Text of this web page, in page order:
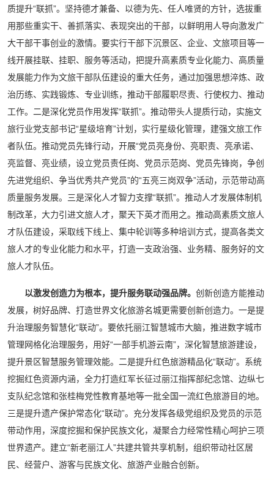
质提升“联抓”。坚持德才兼备、以德为先、任人唯贤的方针，选拔重
用那些重实干、善抓落实、表现突出的干部，以鲜明用人导向激发广
大干部干事创业的激情。要实行干部下沉景区、企业、文旅项目等一
线开展挂联、挂职、服务等活动，把提升高素质专业化能力、高质量
发展能力作为文旅干部队伍建设的重大任务，通过加强思想淬炼、政
治历练、实践锻炼、专业训练，推动干部履职尽责、行使权力、推动
工作。二是深化党员作用发挥“联抓”。推动带头人提质行动，实施文
旅行业党支部书记“星级培育”计划，实行星级化管理，建强文旅工作
者队伍。推动党员先锋行动，开展“党员亮身份、亮职责、亮承诺、
亮监督、亮业绩，设立党员责任岗、党员示范岗、党员先锋岗，争创
先进党组织、争当优秀共产党员”的“五亮三岗双争”活动，示范带动高
质量服务发展。三是深化人才智力支撑“联抓”。推动人才发展体制机
制改革，大力引进文旅人才，聚天下英才而用之。推动高素质文旅人
才队伍建设，采取线下线上、集中轮训等多种培训方式，提高各类文
旅人才的专业化能力和水平，打造一支政治强、业务精、服务好的文
旅人才队伍。
以激发创造力为根本，提升服务联动强品牌。 创新创造方能推动
发展，树好品牌、打造世界文化旅游名城更需要创新创造力。一是提
升治理服务智慧化“联动”。要依托丽江智慧城市大脑，推进数字城市
管理网格化治理服务，用好“一部手机游云南”，深化智慧旅游建设，
提升景区智慧服务管理效能。二是提升红色旅游精品化“联动”。系统
挖掘红色资源内涵，全力打造红军长征过丽江指挥部纪念馆、边纵七
支队纪念馆和张桂梅党性教育基地等一批全国一流红色旅游目的地。
三是提升遗产保护常态化“联动”。充分发挥各级党组织及党员的示范
带动作用，深度挖掘和保护民族文化，凝聚合力经常性精心呵护三项
世界遗产。建立“新老丽江人”共建共管共享机制，组织带动社区居
民、经营户、游客与民族文化、旅游产业融合创新。